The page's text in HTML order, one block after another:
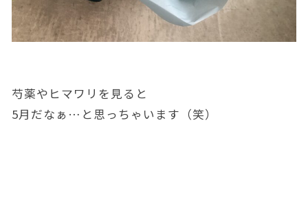
芍薬やヒマワリを見ると
5月だなぁ…と思っちゃいます（笑）